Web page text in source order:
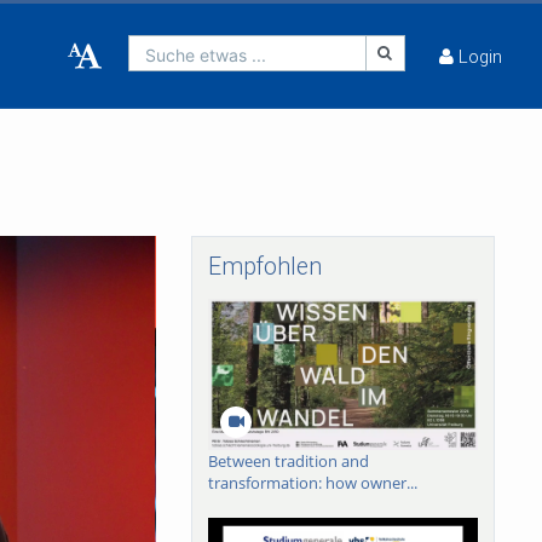
Suche etwas ... Login
Empfohlen
Between tradition and
transformation: how owner...